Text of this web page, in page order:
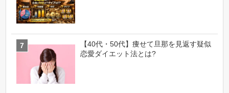
【40代・50代】痩せて旦那を見返す疑似
恋愛ダイエット法とは?